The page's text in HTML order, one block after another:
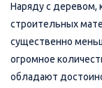
Наряду с деревом,
строительных
существенно
огромное
обладают